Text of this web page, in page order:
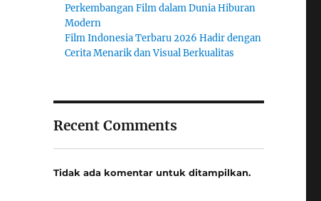
Perkembangan Film dalam Dunia Hiburan
Modern
Film Indonesia Terbaru 2026 Hadir dengan
Cerita Menarik dan Visual Berkualitas
Recent Comments
Tidak ada komentar untuk ditampilkan.